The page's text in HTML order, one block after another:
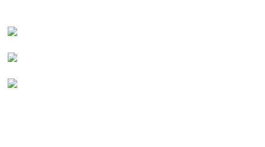
時審查核予不同之上限額度；若仍有額度不足之情形，本公司將視審查結果
請求用戶進行身份認證。
恩沛科技股份有限公司將有權停止該用戶之使用額度並採取法律行動。